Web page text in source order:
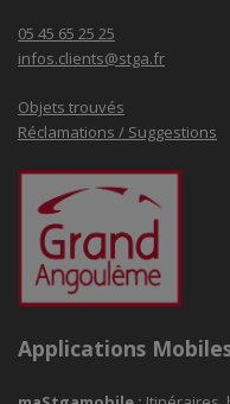
05 45 65 25 25
infos.clients@stga.fr
Objets trouvés
Réclamations / Suggestions
Applications